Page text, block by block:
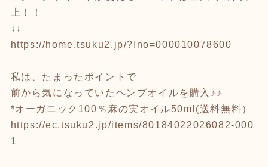
上！！
↓↓
https://home.tsuku2.jp/?Ino=000010078600
私は、たまったポイントで
前から気になっていたヘンプオイルを購入♪♪
*オーガニック100％麻の実オイル50ml(送料無料）
https://ec.tsuku2.jp/items/80184022026082-000
1